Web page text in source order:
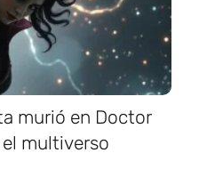
murió en Doctor
multiverso